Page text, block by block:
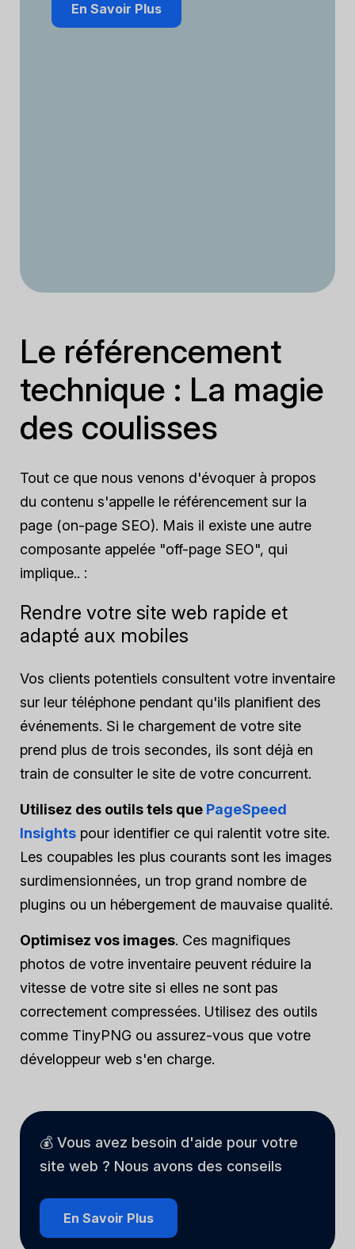
En Savoir Plus
Le référencement
technique : La magie
des coulisses
Tout ce que nous venons d'évoquer à propos
du contenu s'appelle le référencement sur la
page (on-page SEO). Mais il existe une autre
composante appelée "off-page SEO", qui
implique.. :
Rendre votre site web rapide et
adapté aux mobiles
Vos clients potentiels consultent votre inventaire
sur leur téléphone pendant qu'ils planifient des
événements. Si le chargement de votre site
prend plus de trois secondes, ils sont déjà en
train de consulter le site de votre concurrent.
Utilisez des outils tels que PageSpeed
Insights pour identifier ce qui ralentit votre site.
Les coupables les plus courants sont les images
surdimensionnées, un trop grand nombre de
plugins ou un hébergement de mauvaise qualité.
Optimisez vos images. Ces magnifiques
photos de votre inventaire peuvent réduire la
vitesse de votre site si elles ne sont pas
correctement compressées. Utilisez des outils
comme TinyPNG ou assurez-vous que votre
développeur web s'en charge.
💰 Vous avez besoin d'aide pour votre
site web ? Nous avons des conseils
En Savoir Plus